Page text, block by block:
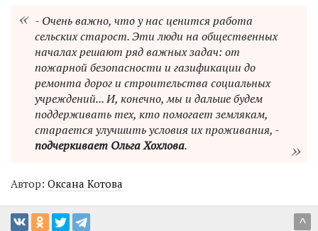
- Очень важно, что у нас ценится работа
сельских старост. Эти люди на общественных
началах решают ряд важных задач: от
пожарной безопасности и газификации до
ремонта дорог и строительства социальных
учреждений... И, конечно, мы и дальше будем
поддерживать тех, кто помогает землякам,
старается улучшить условия их проживания, -
подчеркивает Ольга Хохлова.
Автор: Оксана Котова
^